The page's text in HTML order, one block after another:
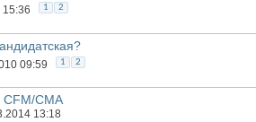
15:36 1 2
09:59 1 2
CFM/CMA
13:18